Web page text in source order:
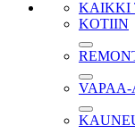
KAIKKI
KOTIIN